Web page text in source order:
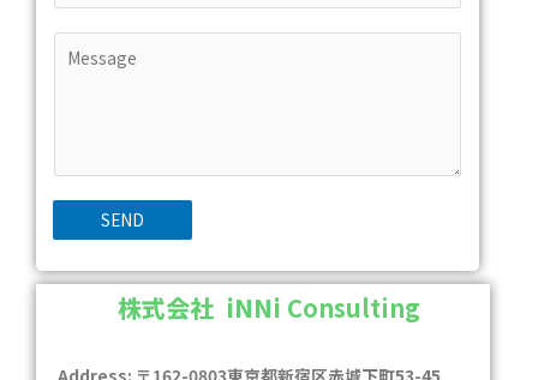
SEND
株式会社 iNNi Consulting
Address: 〒162-0803東京都新宿区赤城下町53-45